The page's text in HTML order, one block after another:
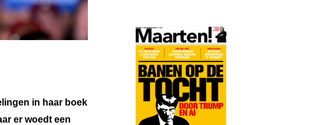
in haar boek
er woedt een